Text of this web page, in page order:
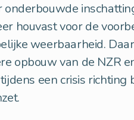
onderbouwde
houvast voor de
weerbaarheid.
opbouw van de NZR
een crisis richting